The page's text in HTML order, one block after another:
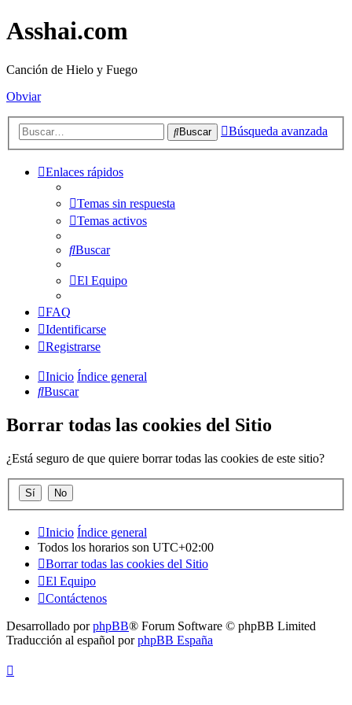
Asshai.com
Canción de Hielo y Fuego
Obviar
Buscar Búsqueda avanzada
Enlaces rápidos
Temas sin respuesta
Temas activos
Buscar
El Equipo
FAQ
Identificarse
Registrarse
Inicio Índice general
Buscar
Borrar todas las cookies del Sitio
¿Está seguro de que quiere borrar todas las cookies de este sitio?
Inicio Índice general
Todos los horarios son UTC+02:00
Borrar todas las cookies del Sitio
El Equipo
Contáctenos
Desarrollado porphpBB® Forum Software © phpBB Limited
Traducción al español porphpBB España